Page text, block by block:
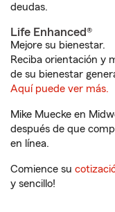
deudas.
Life Enhanced®
Mejore su bienestar.
Reciba orientación y
de su bienestar
Aquí puede ver más.
Mike Muecke en
después de que
en línea.
Comience su
y sencillo!